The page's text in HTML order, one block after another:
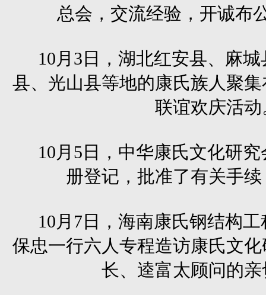
总会，交流经验，开诚布
10月3日，湖北红安县、麻
县、光山县等地的康氏族人聚
联谊欢庆活动
10月5日，中华康氏文化研
册登记，批准了有关手
10月7日，海南康氏钢结构
保忠一行六人专程造访康氏文
长、逵富太顾问的